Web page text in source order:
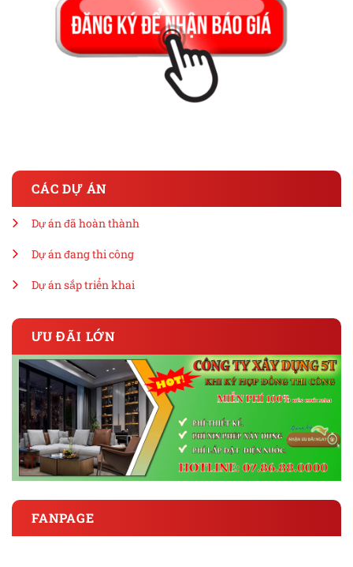
CÁC DỰ ÁN
Dự án đã hoàn thành
Dự án đang thi công
Dự án sắp triển khai
ƯU ĐÃI LỚN
FANPAGE